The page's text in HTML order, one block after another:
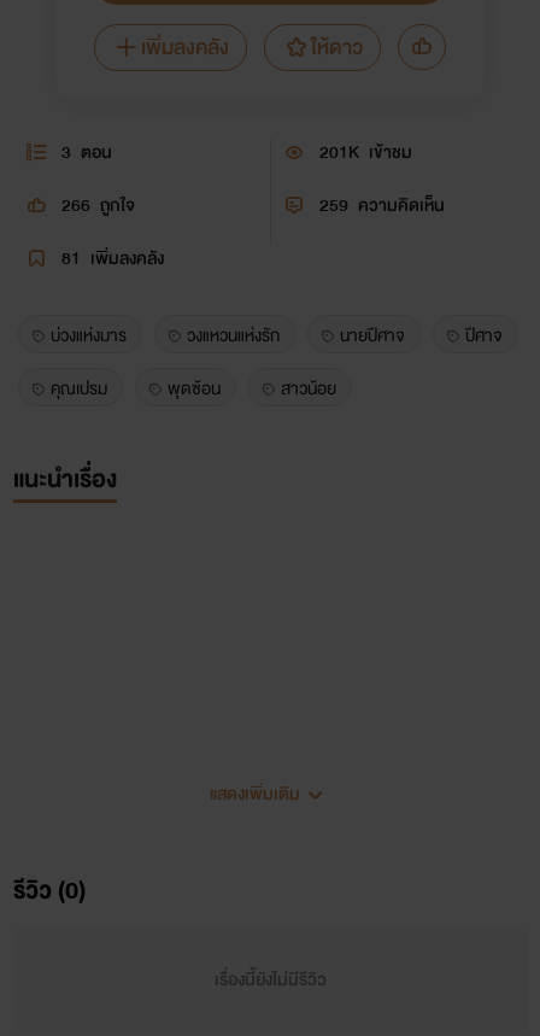
เพิ่มลงคลัง
ให้ดาว
3 ตอน 201K เข้าชม
266 ถูกใจ 259 ความคิดเห็น
81 เพิ่มลงคลัง
บ่วงแห่งมาร วงแหวนแห่งรัก นายปีศาจ
ปีศาจ
คุณเปรม
พุดซ้อน สาวน้อย
แนะนำเรื่อง
บ่วงแห่งมาร วงแหวนแห่งรัก
แสดงเพิ่มเติม
รีวิว (0)
เรื่องนี้ยังไม่มีรีวิว